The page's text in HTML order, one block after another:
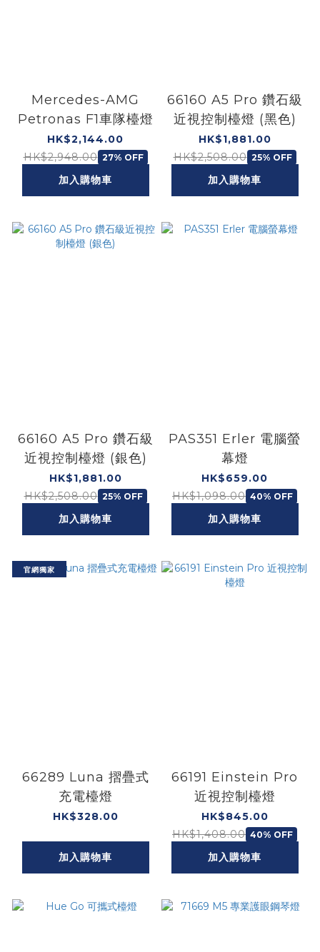
Mercedes-AMG
Petronas F1車隊檯燈
HK$2,144.00
HK$2,948.00 27% OFF
加入購物車
66160 A5 Pro 鑽石級
近視控制檯燈 (黑色)
HK$1,881.00
HK$2,508.00 25% OFF
加入購物車
66160 A5 Pro 鑽石級
近視控制檯燈 (銀色)
HK$1,881.00
HK$2,508.00 25% OFF
加入購物車
PAS351 Erler 電腦螢
幕燈
HK$659.00
HK$1,098.00 40% OFF
加入購物車
官網獨家
66289 Luna 摺疊式
充電檯燈
HK$328.00
加入購物車
66191 Einstein Pro
近視控制檯燈
HK$845.00
HK$1,408.00 40% OFF
加入購物車